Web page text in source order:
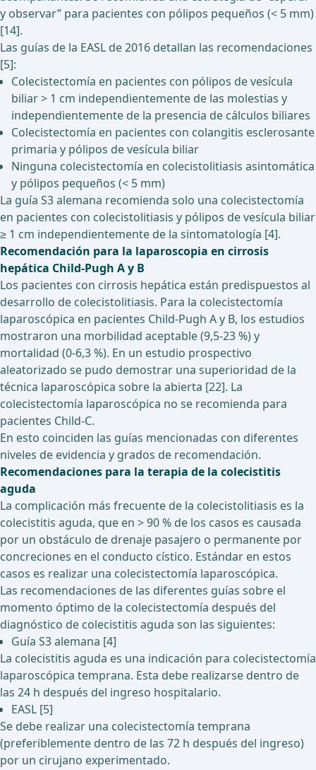
y observar” para pacientes con pólipos pequeños (< 5 mm)
[14].
Las guías de la EASL de 2016 detallan las recomendaciones
[5]:
Colecistectomía en pacientes con pólipos de vesícula
biliar > 1 cm independientemente de las molestias y
independientemente de la presencia de cálculos biliares
Colecistectomía en pacientes con colangitis esclerosante
primaria y pólipos de vesícula biliar
Ninguna colecistectomía en colecistolitiasis asintomática
y pólipos pequeños (< 5 mm)
La guía S3 alemana recomienda solo una colecistectomía
en pacientes con colecistolitiasis y pólipos de vesícula biliar
≥ 1 cm independientemente de la sintomatología [4].
Recomendación para la laparoscopia en cirrosis
hepática Child-Pugh A y B
Los pacientes con cirrosis hepática están predispuestos al
desarrollo de colecistolitiasis. Para la colecistectomía
laparoscópica en pacientes Child-Pugh A y B, los estudios
mostraron una morbilidad aceptable (9,5-23 %) y
mortalidad (0-6,3 %). En un estudio prospectivo
aleatorizado se pudo demostrar una superioridad de la
técnica laparoscópica sobre la abierta [22]. La
colecistectomía laparoscópica no se recomienda para
pacientes Child-C.
En esto coinciden las guías mencionadas con diferentes
niveles de evidencia y grados de recomendación.
Recomendaciones para la terapia de la colecistitis
aguda
La complicación más frecuente de la colecistolitiasis es la
colecistitis aguda, que en > 90 % de los casos es causada
por un obstáculo de drenaje pasajero o permanente por
concreciones en el conducto cístico. Estándar en estos
casos es realizar una colecistectomía laparoscópica.
Las recomendaciones de las diferentes guías sobre el
momento óptimo de la colecistectomía después del
diagnóstico de colecistitis aguda son las siguientes:
Guía S3 alemana [4]
La colecistitis aguda es una indicación para colecistectomía
laparoscópica temprana. Esta debe realizarse dentro de
las 24 h después del ingreso hospitalario.
EASL [5]
Se debe realizar una colecistectomía temprana
(preferiblemente dentro de las 72 h después del ingreso)
por un cirujano experimentado.